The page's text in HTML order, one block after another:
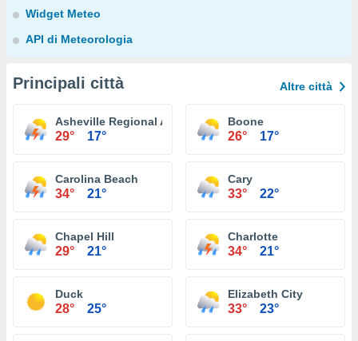
Widget Meteo
API di Meteorologia
Principali città Altre città
Asheville Regional Airport
29° 17°
Boone
26° 17°
Carolina Beach
34° 21°
Cary
33° 22°
Chapel Hill
29° 21°
Charlotte
34° 21°
Duck
28° 25°
Elizabeth City
33° 23°